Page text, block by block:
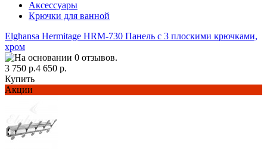
Аксессуары
Крючки для ванной
Elghansa Hermitage HRM-730 Панель с 3 плоскими крючками,
хром
3 750 р.4 650 р.
Купить
Акции